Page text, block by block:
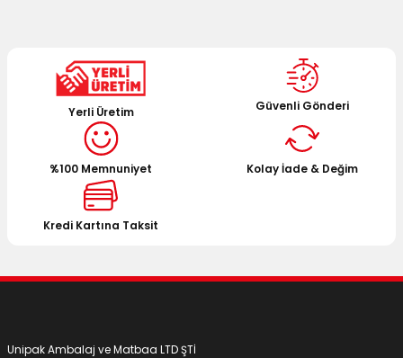
kullanarak tarafımıza iletebilirsiniz.
Görüş ve önerileriniz için teşekkür ederiz.
Ürün resmi kalitesiz, bozuk veya görüntülenemiyor.
Ürün açıklamasında eksik bilgiler bulunuyor.
Ürün bilgilerinde hatalar bulunuyor.
Ürün fiyatı diğer sitelerden daha pahalı.
Bu ürüne benzer farklı alternatifler olmalı.
Yerli Üretim Güvenli Gönderi
%100 Memnuniyet Kolay İade & Değim
Kredi Kartına Taksit
Unipak Ambalaj ve Matbaa LTD ŞTİ